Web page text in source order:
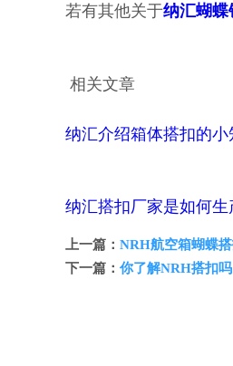
若有其他关于纳汇蝴蝶
相关文章
纳汇介绍箱体搭扣的小
纳汇搭扣厂家是如何生
上一篇： NRH航空箱蝴蝶
下一篇： 你了解NRH搭扣